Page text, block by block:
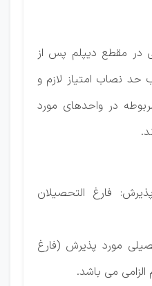
در مقطع دیپلم پس از
نصاب امتیاز لازم و
در واحدهای مورد
فارغ التحصیلان
مورد پذیرش (فارغ
می باشد.